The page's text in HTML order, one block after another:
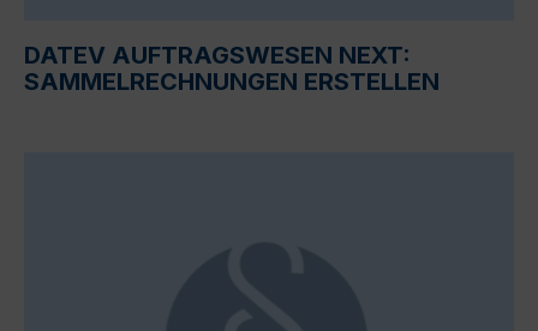
DATEV AUFTRAGSWESEN NEXT:
SAMMELRECHNUNGEN ERSTELLEN